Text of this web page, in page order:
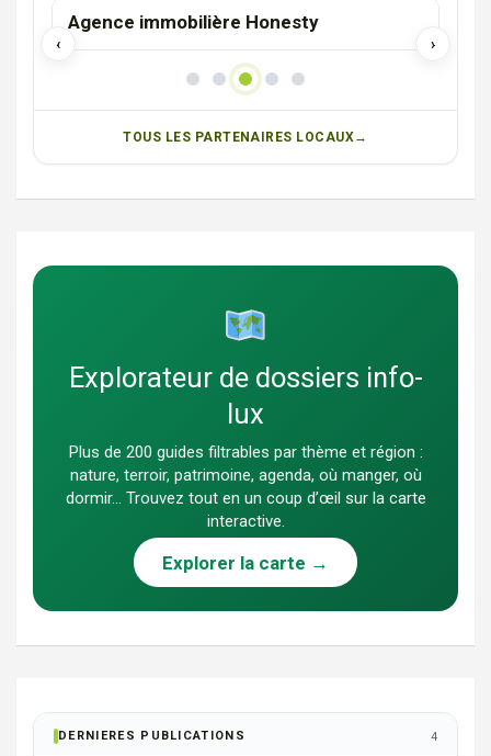
‹ ›
Agence immobilière Honesty
TOUS LES PARTENAIRES LOCAUX
Explorateur de dossiers info-
lux
Plus de 200 guides filtrables par thème et région :
nature, terroir, patrimoine, agenda, où manger, où
dormir… Trouvez tout en un coup d’œil sur la carte
interactive.
Explorer la carte →
DERNIERES PUBLICATIONS 4